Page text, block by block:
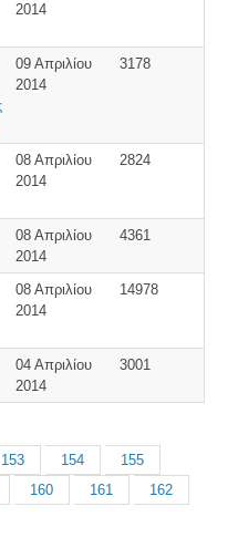
2014
09 Απριλίου
2014
3178
08 Απριλίου
2014
2824
08 Απριλίου
2014
4361
08 Απριλίου
2014
14978
04 Απριλίου
2014
3001
153 154
155
160 161
162